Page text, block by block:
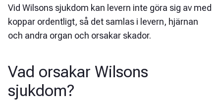
Vid Wilsons sjukdom kan levern inte göra sig av med
koppar ordentligt, så det samlas i levern, hjärnan
och andra organ och orsakar skador.
Vad orsakar Wilsons
sjukdom?